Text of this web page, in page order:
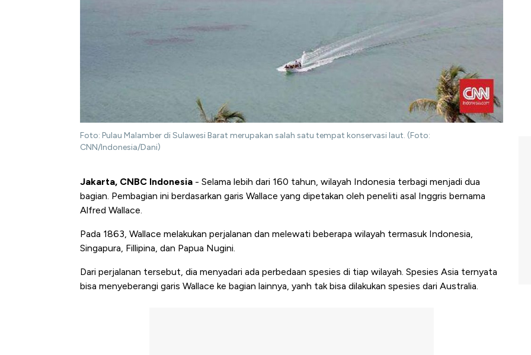
Foto: Pulau Malamber di Sulawesi Barat merupakan salah satu tempat konservasi laut. (Foto:
CNN/Indonesia/Dani)
Jakarta, CNBC Indonesia - Selama lebih dari 160 tahun, wilayah Indonesia terbagi menjadi dua
bagian. Pembagian ini berdasarkan garis Wallace yang dipetakan oleh peneliti asal Inggris bernama
Alfred Wallace.
Pada 1863, Wallace melakukan perjalanan dan melewati beberapa wilayah termasuk Indonesia,
Singapura, Fillipina, dan Papua Nugini.
Dari perjalanan tersebut, dia menyadari ada perbedaan spesies di tiap wilayah. Spesies Asia ternyata
bisa menyeberangi garis Wallace ke bagian lainnya, yanh tak bisa dilakukan spesies dari Australia.